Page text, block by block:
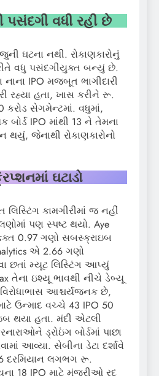
પસંદગી વધી રહી છે
ઘટના નથી. રોકાણકારોનું
વધુ પસંદગીયુક્ત બન્યું છે.
IPO મજબૂત ભાગીદારી
રહ્યા હતા, ખાસ કરીને રૂ.
કરોડ સેગમેન્ટમાં. વધુમાં,
બોર્ડ IPO માંથી 13 ને તેમના
થયું, જેનાથી રોકાણકારોનો
ઘટાડો
લિસ્ટિંગ કામગીરીમાં જ નહીં
પણ સ્પષ્ટ થયો. Aye
0.97 ગણો સબસ્ક્રાઇબ
એ 2.66 ગણો
છતાં મ્યૂટ લિસ્ટિંગ આપ્યું
તેના ઇશ્યૂ ભાવથી નીચે ડેબ્યૂ
આશ્ચર્યજનક છે,
ઉન્માદ વચ્ચે 43 IPO 50
થયા હતા. મંદી એટલી
ડ્રોઇંગ બોર્ડમાં પાછા
આવ્યા. સેબીના ડેટા દર્શાવે
દરમિયાન લગભગ રૂ.
18 IPO માટે મંજૂરીઓ રદ